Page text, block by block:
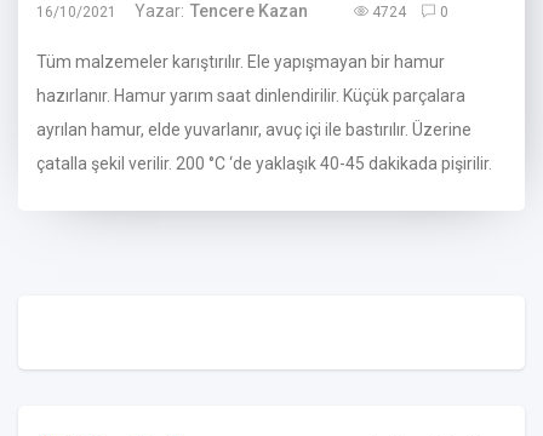
16/10/2021 Yazar: Tencere Kazan 4724 0
Tüm malzemeler karıştırılır. Ele yapışmayan bir hamur
hazırlanır. Hamur yarım saat dinlendirilir. Küçük parçalara
ayrılan hamur, elde yuvarlanır, avuç içi ile bastırılır. Üzerine
çatalla şekil verilir. 200 °C ‘de yaklaşık 40-45 dakikada pişirilir.